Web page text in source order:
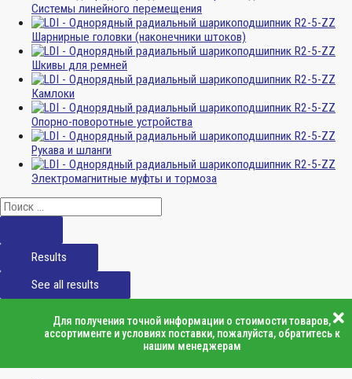
Системы линейного перемещения
Шарнирные головки (наконечники штоков)
Шкивы для ремней
Камлоки
Опорно-поворотные устройства
Рукава и шланги
Электромагнитные муфты и тормоза
Results
See all results
Для получения точной информации о стоимости товаров,
ассортименте и условиях поставки, пожалуйста, обратитесь к
нашим менеджерам